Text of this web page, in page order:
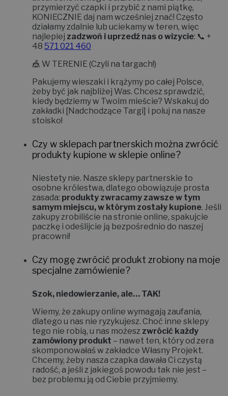
przymierzyć czapki i przybić z nami piątkę,
KONIECZNIE daj nam wcześniej znać! Często
działamy zdalnie lub uciekamy w teren, więc
najlepiej zadzwoń i uprzedź nas o wizycie: 📞 +
48 571 021 460
🎪 W TERENIE (Czyli na targach!)
Pakujemy wieszaki i krążymy po całej Polsce,
żeby być jak najbliżej Was. Chcesz sprawdzić,
kiedy będziemy w Twoim mieście? Wskakuj do
zakładki [Nadchodzące Targi] i poluj na nasze
stoisko!
Czy w sklepach partnerskich można zwrócić
produkty kupione w sklepie online?
Niestety nie. Nasze sklepy partnerskie to
osobne królestwa, dlatego obowiązuje prosta
zasada: produkty zwracamy zawsze w tym
samym miejscu, w którym zostały kupione. Jeśli
zakupy zrobiliście na stronie online, spakujcie
paczkę i odeślijcie ją bezpośrednio do naszej
pracowni!
Czy mogę zwrócić produkt zrobiony na moje
specjalne zamówienie?
Szok, niedowierzanie, ale… TAK!
Wiemy, że zakupy online wymagają zaufania,
dlatego u nas nie ryzykujesz. Choć inne sklepy
tego nie robią, u nas możesz zwrócić każdy
zamówiony produkt – nawet ten, który od zera
skomponowałaś w zakładce Własny Projekt.
Chcemy, żeby nasza czapka dawała Ci czystą
radość, a jeśli z jakiegoś powodu tak nie jest –
bez problemu ją od Ciebie przyjmiemy.